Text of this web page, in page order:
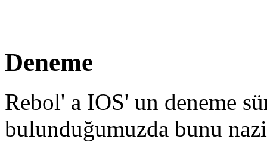
Deneme
Rebol' a IOS' un deneme
bulunduğumuzda bunu